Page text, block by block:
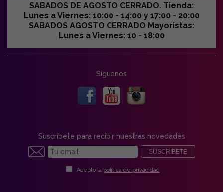
SABADOS DE AGOSTO CERRADO. Tienda:
Lunes a Viernes: 10:00 - 14:00 y 17:00 - 20:00
SABADOS AGOSTO CERRADO Mayoristas:
Lunes a Viernes: 10 - 18:00
Síguenos
Suscríbete para recibir nuestras novedades
SUSCRIBETE
Acepto la política de privacidad